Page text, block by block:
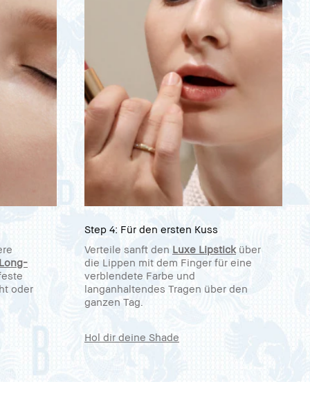
Long-
oder
Step 4: Für den ersten Kuss
Verteile sanft den Luxe Lipsticküber
die Lippen mit dem Finger für eine
verblendete Farbe und
langanhaltendes Tragen über den
ganzen Tag.
Hol dir deine Shade